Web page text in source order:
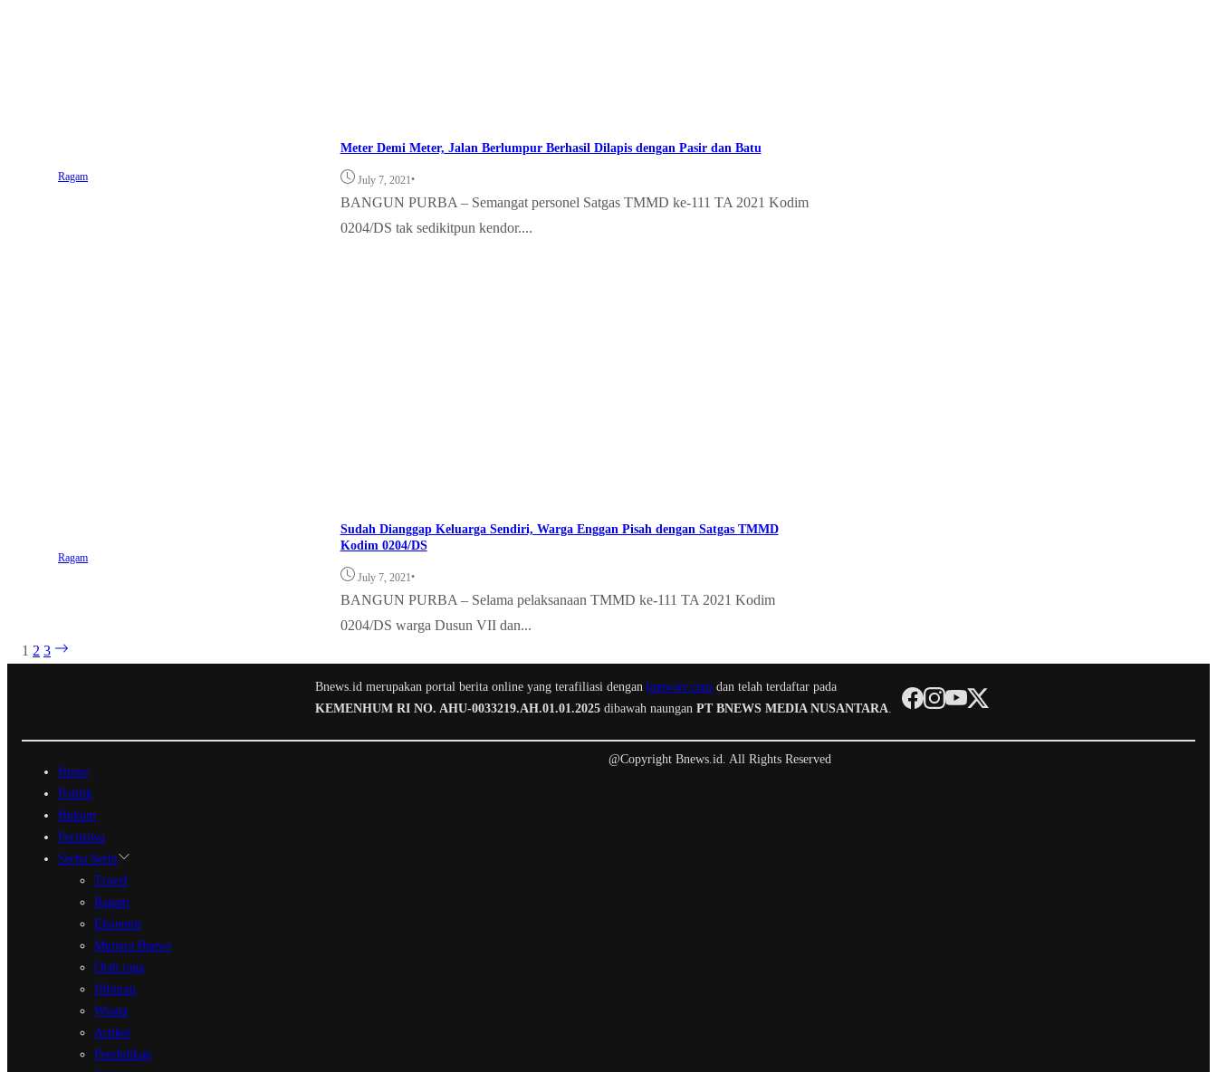
Ragam
Meter Demi Meter, Jalan Berlumpur Berhasil Dilapis dengan Pasir dan Batu
July 7, 2021•
BANGUN PURBA – Semangat personel Satgas TMMD ke-111 TA 2021 Kodim
0204/DS tak sedikitpun kendor....
Ragam
Sudah Dianggap Keluarga Sendiri, Warga Enggan Pisah dengan Satgas TMMD
Kodim 0204/DS
July 7, 2021•
BANGUN PURBA – Selama pelaksanaan TMMD ke-111 TA 2021 Kodim
0204/DS warga Dusun VII dan...
1 2 3
Bnews.id merupakan portal berita online yang terafiliasi dengan bnewstv.com dan telah terdaftar pada
KEMENHUM RI NO. AHU-0033219.AH.01.01.2025 dibawah naungan PT BNEWS MEDIA NUSANTARA.
Home
Politik
Hukum
Peristiwa
Serba Serbi
Travel
Ragam
Ekonomi
Mutiara Bnews
Olah raga
Hiburan
Wisata
Artikel
Pendidikan
@Copyright Bnews.id. All Rights Reserved